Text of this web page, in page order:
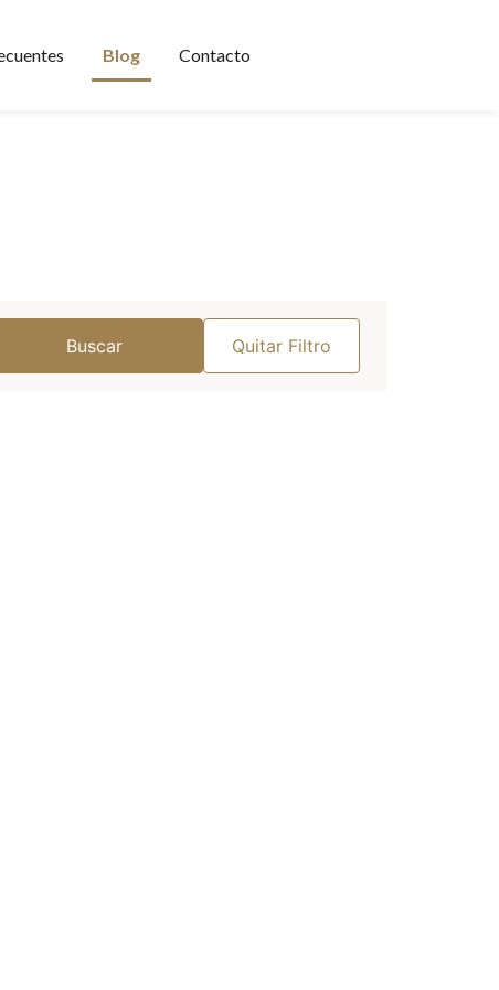
Blog Contacto